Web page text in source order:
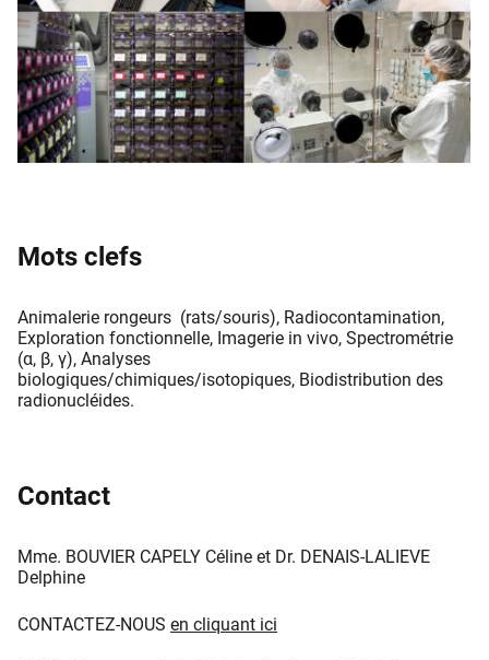
Mots clefs
Animalerie rongeurs (rats/souris), Radiocontamination,
Exploration fonctionnelle, Imagerie in vivo, Spectrométrie
(α, β, γ), Analyses
biologiques/chimiques/isotopiques, Biodistribution des
radionucléides.
Contact
Mme. BOUVIER CAPELY Céline et Dr. DENAIS-LALIEVE
Delphine ​​
CONTACTEZ-NOUS en cliquant ici​